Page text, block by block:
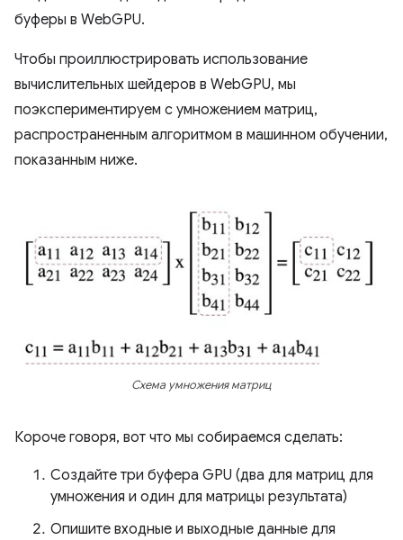
буферы в WebGPU.
Чтобы проиллюстрировать использование
вычислительных шейдеров в WebGPU, мы
поэкспериментируем с умножением матриц,
распространенным алгоритмом в машинном обучении,
показанным ниже.
Схема умножения матриц
Короче говоря, вот что мы собираемся сделать:
Создайте три буфера GPU (два для матриц для
умножения и один для матрицы результата)
Опишите входные и выходные данные для